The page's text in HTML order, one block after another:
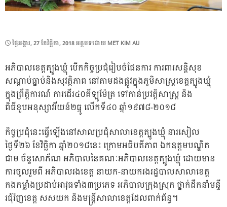
POSTED
ថ្ងៃ​អង្គារ, 27 ខែ​វិច្ឆិកា, 2018អត្ថបទដោយ MET KIM AU
អភិបាលខេត្តត្បូងឃ្មុំ បើកកិច្ចប្រជុំរៀបចំផែនការ ការពារសន្តិសុខ
សណ្តាប់ធ្នាប់និងសុវត្ថិភាព នៅតាមដងផ្លូវក្នុងភូមិសាស្ត្រខេត្តត្បូងឃ្មុំ
ក្នុងព្រឹត្តិការណ៍ ការដើរ៤០គីឡូម៉ែត្រ ទៅកាន់ប្រវត្តិសាស្ត្រ និង
ពិធីខួបអនុស្សាវរីយន៍២ធ្នូ លើកទី៤០ ឆ្នាំ១៩៧៨-២០១៨
កិច្ចប្រជុំនេះធ្វើឡើងនៅសាលប្រជុំសាលាខេត្តត្បូងឃ្មុំ នារសៀល
ថ្ងៃទី២៦ ខែវិច្ឆិកា ឆ្នាំ២០១៨នេះ ក្រោមអធិបតីភាព ឯកឧត្តមបណ្ឌិត
ជាម ច័ន្ទសោភ័ណ អភិបាលនៃគណៈអភិបាលខេត្តត្បូងឃ្មុំ ដោយមាន
ការចូលរួមពី អភិបាលរងខេត្ត នាយក-នាយករងរដ្ឋបាលសាលាខេត្ត
កងកម្លាំងប្រដាប់អាវុធទាំង៣ប្រភេទ អភិបាលក្រុងស្រុក ថ្នាក់ដឹកនាំមន្ទី
រជុំវិញខេត្ត សសយក និងមន្ត្រីសាលាខេត្តដែលពាក់ព័ន្ធ។